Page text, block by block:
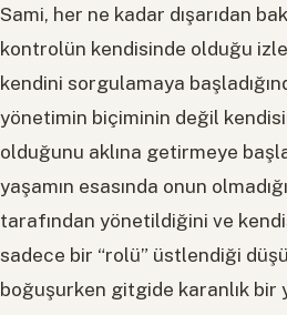
Sami, her ne kadar dışarıdan
kontrolün kendisinde olduğu
kendini sorgulamaya
yönetimin biçiminin değil
olduğunu aklına getirmeye
yaşamın esasında onun
tarafından yönetildiğini ve
sadece bir “rolü” üstlendiği
boğuşurken gitgide karanlık bir